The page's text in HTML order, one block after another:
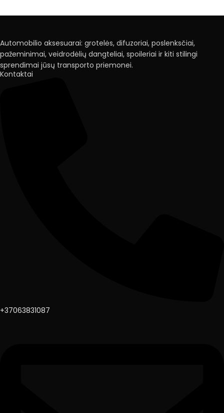
Automobilio aksesuarai: grotelės, difuzoriai, poslenksčiai,
pažeminimai, veidrodėlių dangteliai, spoileriai ir kiti stilingi
sprendimai jūsų transporto priemonei.
Kontaktai
+37063831087